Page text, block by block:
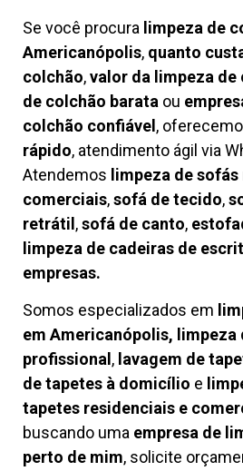
Se você procura limpeza de
Americanópolis, quanto
colchão,valor da limpeza de
de colchão barata ou
colchão confiável,
rápido, atendimento ágil via
Atendemos limpeza desofás
comerciais,sofá de tecido,
retrátil,sofá de canto,
limpeza de cadeiras de
empresas.
Somos especializados em
em Americanópolis, limpeza
profissional , lavagem de
de tapetes à domicílio e
tapetes residenciais e
buscando uma empresa de
perto de mim, solicite